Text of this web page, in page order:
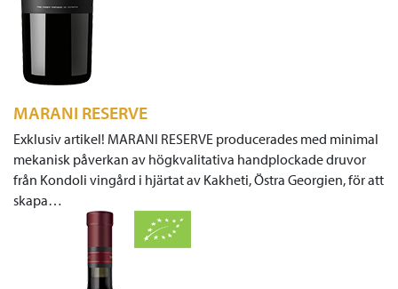
MARANI RESERVE
Exklusiv artikel! MARANI RESERVE producerades med minimal
mekanisk påverkan av högkvalitativa handplockade druvor
från Kondoli vingård i hjärtat av Kakheti, Östra Georgien, för att
skapa…